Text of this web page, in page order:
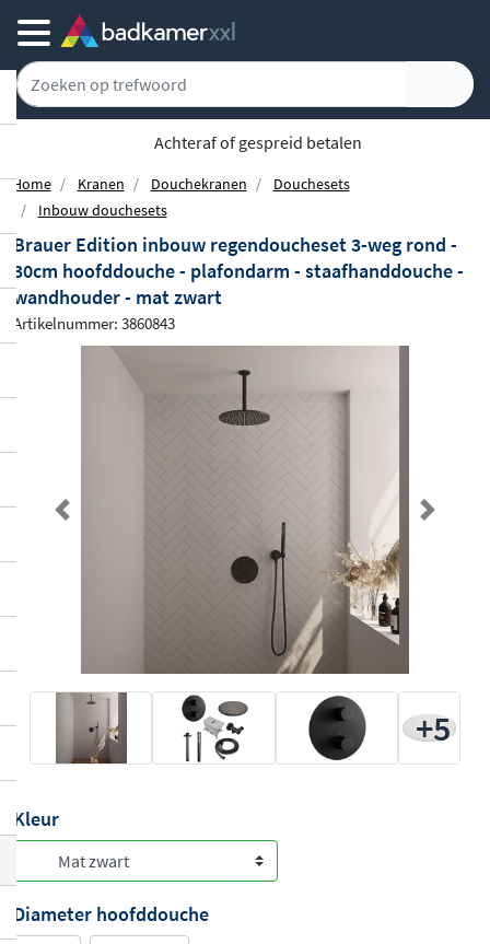
Achteraf of gespreid betalen
Home Kranen Douchekranen
Douchesets
Inbouw douchesets
Brauer Edition inbouw regendoucheset 3-weg rond -
30cm hoofddouche - plafondarm - staafhanddouche -
wandhouder - mat zwart
Artikelnummer: 3860843
Previous Next
+5
Kleur
Diameter hoofddouche